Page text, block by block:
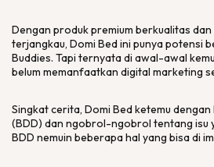
Dengan produk premium berkualitas
terjangkau, Domi Bed ini punya potensi
Buddies. Tapi ternyata di awal-awal
belum memanfaatkan digital marketing
Singkat cerita, Domi Bed ketemu
(BDD) dan ngobrol-ngobrol tentang isu
BDD nemuin beberapa hal yang bisa di